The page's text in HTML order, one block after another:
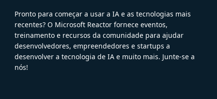
Pronto para começar a usar a IA e as tecnologias mais
recentes? O Microsoft Reactor fornece eventos,
treinamento e recursos da comunidade para ajudar
desenvolvedores, empreendedores e startups a
desenvolver a tecnologia de IA e muito mais. Junte-se a
nós!